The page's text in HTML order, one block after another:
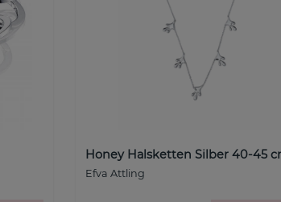
Honey Halsketten Silber 40-45
Efva Attling